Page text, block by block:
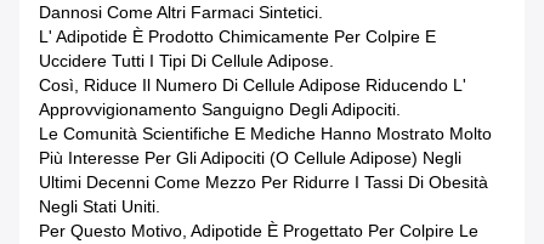
Dannosi Come Altri Farmaci Sintetici.
L' Adipotide È Prodotto Chimicamente Per Colpire E
Uccidere Tutti I Tipi Di Cellule Adipose.
Così, Riduce Il Numero Di Cellule Adipose Riducendo L'
Approvvigionamento Sanguigno Degli Adipociti.
Le Comunità Scientifiche E Mediche Hanno Mostrato Molto
Più Interesse Per Gli Adipociti (o Cellule Adipose) Negli
Ultimi Decenni Come Mezzo Per Ridurre I Tassi Di Obesità
Negli Stati Uniti.
Per Questo Motivo, Adipotide È Progettato Per Colpire Le